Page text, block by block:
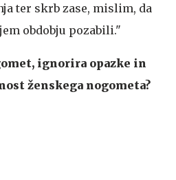
ter skrb zase, mislim, da
obdobju pozabili."
ignorira opazke in
ženskega nogometa?